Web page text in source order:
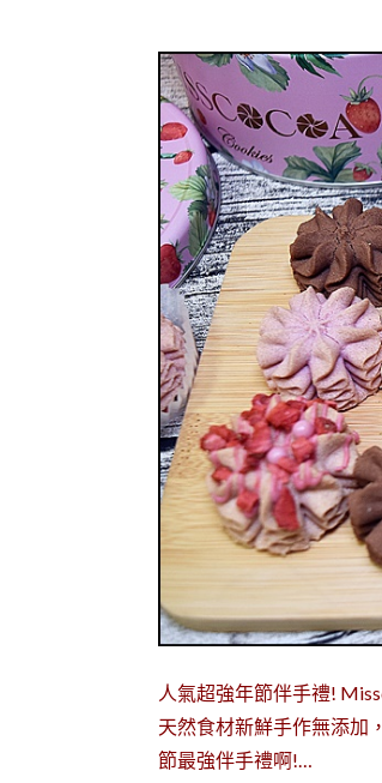
人氣超強年節伴手禮!
天然食材新鮮手作無添加
節最強伴手禮啊!…